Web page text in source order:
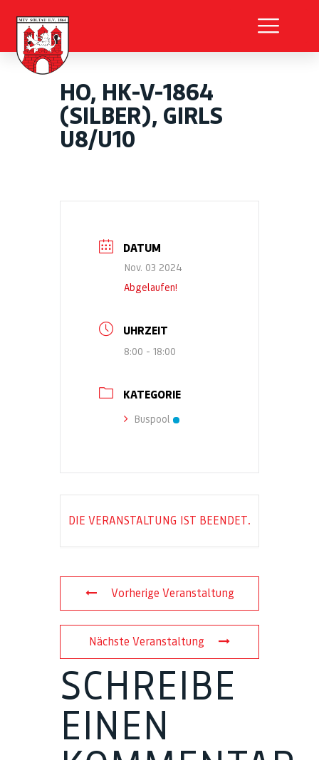
HO, HK-V-1864
(SILBER), GIRLS
U8/U10
DATUM
Nov. 03 2024
Abgelaufen!
UHRZEIT
8:00 - 18:00
KATEGORIE
Buspool
DIE VERANSTALTUNG IST BEENDET.
Vorherige Veranstaltung
Nächste Veranstaltung
SCHREIBE
EINEN